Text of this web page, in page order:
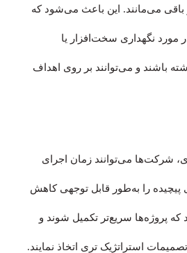
می‌مانند. این باعث می‌شود که
مورد نگهداری سخت‌افزار یا
باشند و می‌توانند بر روی اهداف
شرکت‌ها می‌توانند زمان اجرای
را به‌طور قابل توجهی کاهش
پروژه‌ها سریع‌تر تکمیل شوند و
استراتژیک تری اتخاذ نمایند.